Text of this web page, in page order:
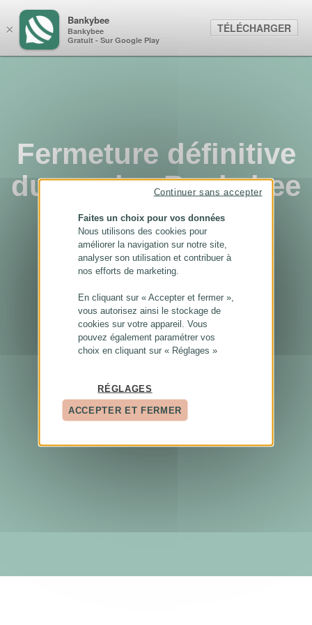
Fermeture définitive
du service Bankybee
...
×
Bankybee
Bankybee
Gratuit - Sur Google Play
TÉLÉCHARGER
Faites un choix pour vos données
Nous utilisons des cookies pour
améliorer la navigation sur notre site,
analyser son utilisation et contribuer à
nos efforts de marketing.
En cliquant sur « Accepter et fermer »,
vous autorisez ainsi le stockage de
cookies sur votre appareil. Vous
pouvez également paramétrer vos
choix en cliquant sur « Réglages »
RÉGLAGES
ACCEPTER ET FERMER
Continuer sans accepter